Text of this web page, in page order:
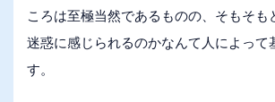
ころは至極当然であるものの、そもそも
迷惑に感じられるのかなんて人によって
す。